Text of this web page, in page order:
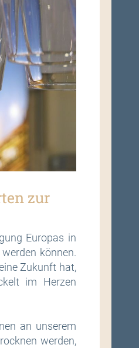
zur
Europas in
können.
Zukunft hat,
im Herzen
an unserem
werden,